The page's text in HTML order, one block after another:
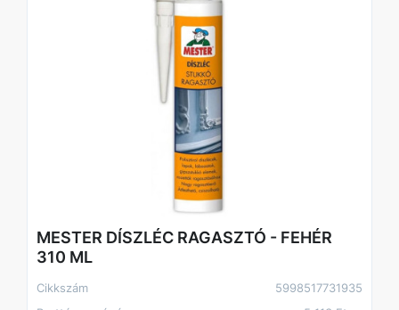
MESTER DÍSZLÉC RAGASZTÓ - FEHÉR
310 ML
Cikkszám
5998517731935